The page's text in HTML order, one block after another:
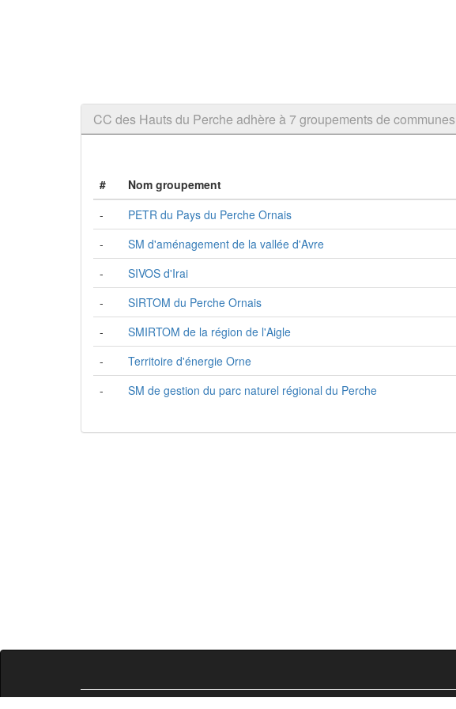
CC des Hauts du Perche adhère à 7 groupements de communes
# Nom groupement
-
PETR du Pays du Perche Ornais
-
SM d'aménagement de la vallée d'Avre
-
SIVOS d'Irai
-
SIRTOM du Perche Ornais
-
SMIRTOM de la région de l'Aigle
-
Territoire d'énergie Orne
-
SM de gestion du parc naturel régional du Perche